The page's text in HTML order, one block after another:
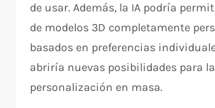
de usar. Además, la IA podría
de modelos 3D completamente
basados en preferencias
abriría nuevas posibilidades para la
personalización en masa.